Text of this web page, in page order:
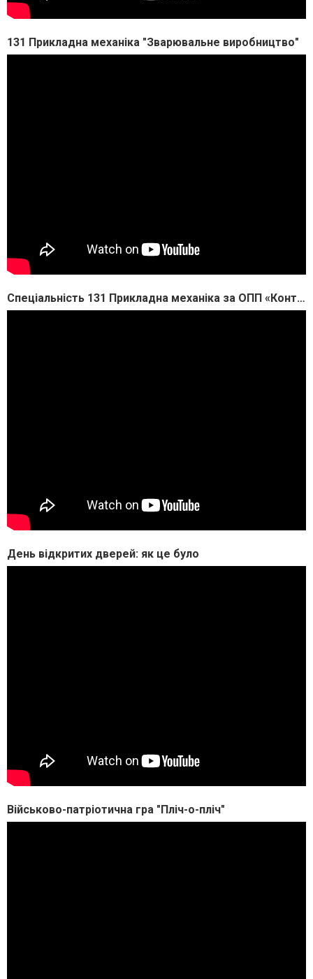
131 Прикладна механіка "Зварювальне виробництво"
Спеціальність 131 Прикладна механіка за ОПП «Контроль якості металів і зварних з’єднань»
День відкритих дверей: як це було
Військово-патріотична гра "Пліч-о-пліч"